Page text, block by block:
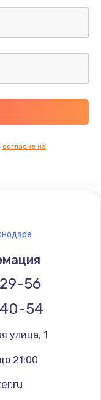
согласие на
56
54
улица, 1
21:00